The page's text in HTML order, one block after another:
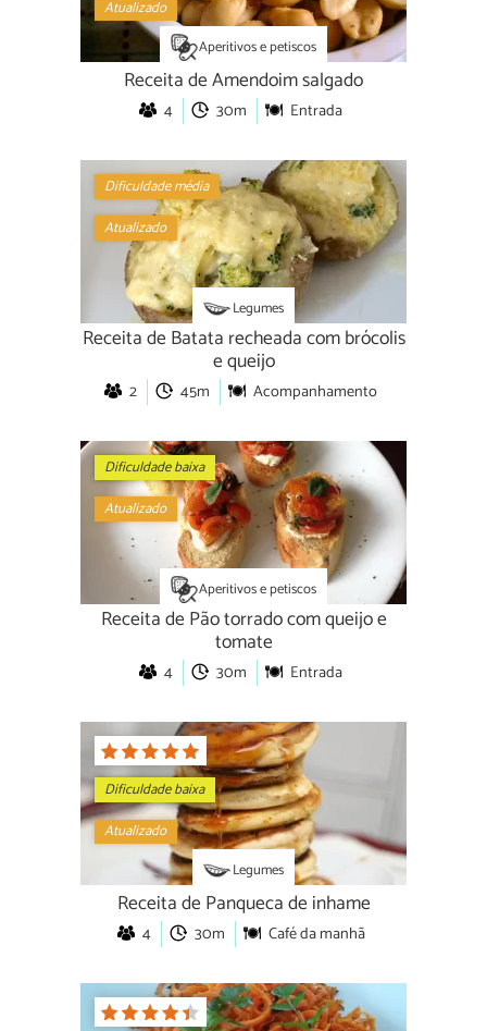
Atualizado
Aperitivos e petiscos
Receita de Amendoim salgado
4 30m Entrada
Dificuldade média
Atualizado
Legumes
Receita de Batata recheada com brócolis
e queijo
2 45m Acompanhamento
Dificuldade baixa
Atualizado
Aperitivos e petiscos
Receita de Pão torrado com queijo e
tomate
4 30m Entrada
Dificuldade baixa
Atualizado
Legumes
Receita de Panqueca de inhame
4 30m Café da manhã